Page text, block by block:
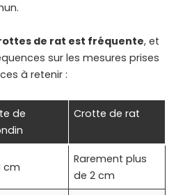
de rat est fréquente, et
sur les mesures prises
à retenir :
de
Crotte de rat
cm
Rarement plus
de 2 cm